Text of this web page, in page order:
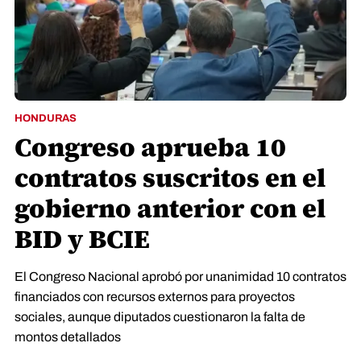
HONDURAS
Congreso aprueba 10
contratos suscritos en el
gobierno anterior con el
BID y BCIE
El Congreso Nacional aprobó por unanimidad 10 contratos
financiados con recursos externos para proyectos
sociales, aunque diputados cuestionaron la falta de
montos detallados